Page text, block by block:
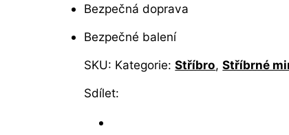
Bezpečná doprava
Bezpečné balení
SKU: Kategorie:Stříbro,Stříbrné
Sdílet: